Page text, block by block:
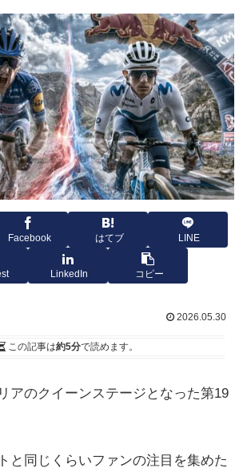
Facebook はてブ LINE
LinkedIn コピー
2026.05.30
この記事は約5分で読めます。
アのクイーンステージとなった第19
と同じくらいファンの注目を集めた